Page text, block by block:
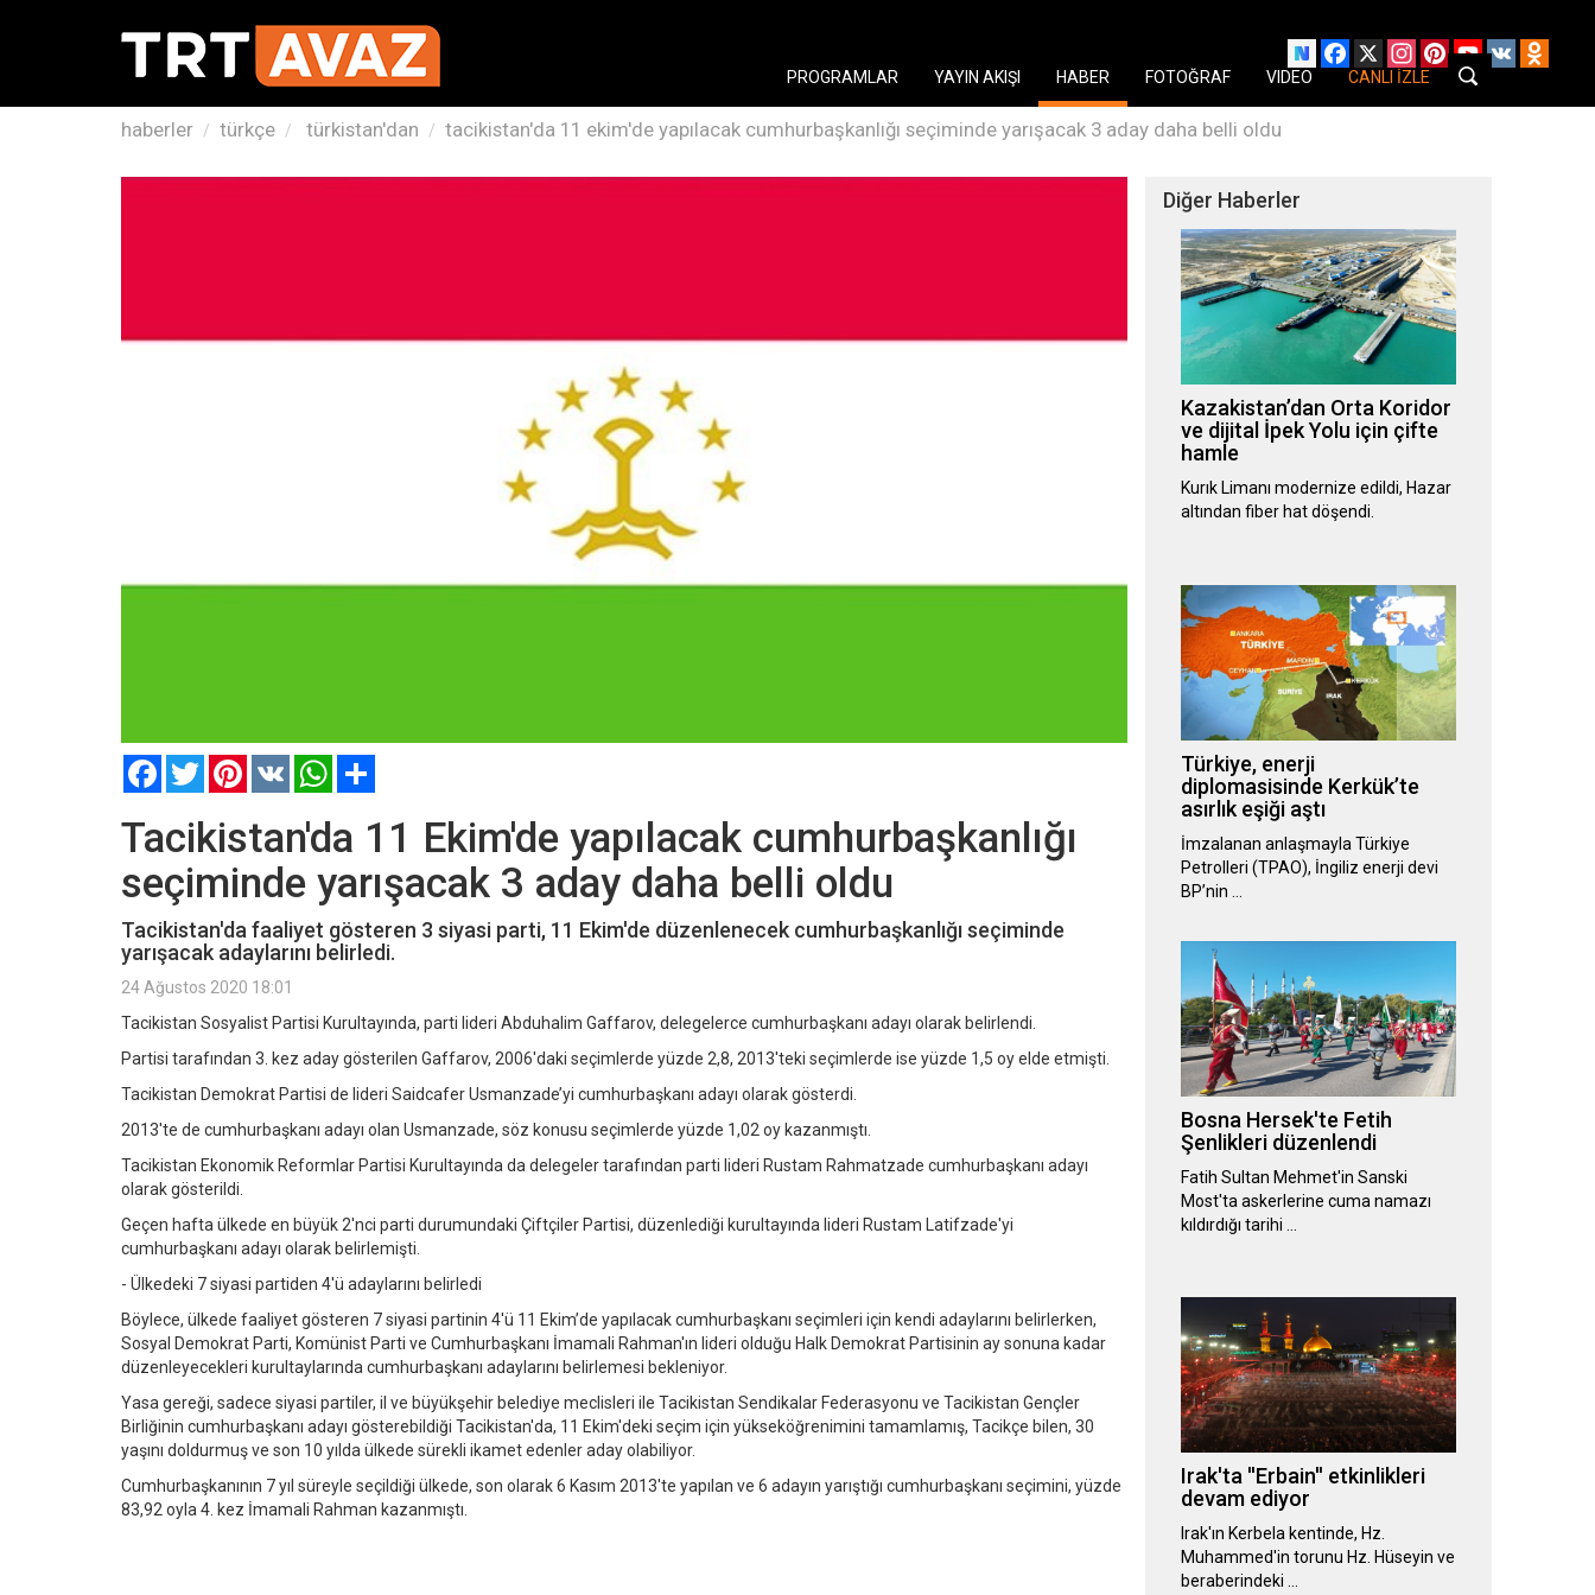
Facebook
X Instagram
PinterestYouTube
VK
PROGRAMLAR
YAYIN AKIŞI HABER FOTOĞRAF VIDEO CANLI İZLE
haberler türkçe türkistan'dan tacikistan'da 11 ekim'de yapılacak cumhurbaşkanlığı seçiminde yarışacak 3 aday daha belli oldu
FacebookTwitterPinterest
VK WhatsApp
Tacikistan'da 11 Ekim'de yapılacak cumhurbaşkanlığı
seçiminde yarışacak 3 aday daha belli oldu
Tacikistan'da faaliyet gösteren 3 siyasi parti, 11 Ekim'de düzenlenecek cumhurbaşkanlığı seçiminde
yarışacak adaylarını belirledi.
24 Ağustos 2020 18:01
Tacikistan Sosyalist Partisi Kurultayında, parti lideri Abduhalim Gaffarov, delegelerce cumhurbaşkanı adayı olarak belirlendi.
Partisi tarafından 3. kez aday gösterilen Gaffarov, 2006'daki seçimlerde yüzde 2,8, 2013'teki seçimlerde ise yüzde 1,5 oy elde etmişti.
Tacikistan Demokrat Partisi de lideri Saidcafer Usmanzade’yi cumhurbaşkanı adayı olarak gösterdi.
2013'te de cumhurbaşkanı adayı olan Usmanzade, söz konusu seçimlerde yüzde 1,02 oy kazanmıştı.
Tacikistan Ekonomik Reformlar Partisi Kurultayında da delegeler tarafından parti lideri Rustam Rahmatzade cumhurbaşkanı adayı
olarak gösterildi.
Geçen hafta ülkede en büyük 2'nci parti durumundaki Çiftçiler Partisi, düzenlediği kurultayında lideri Rustam Latifzade'yi
cumhurbaşkanı adayı olarak belirlemişti.
- Ülkedeki 7 siyasi partiden 4'ü adaylarını belirledi
Böylece, ülkede faaliyet gösteren 7 siyasi partinin 4'ü 11 Ekim’de yapılacak cumhurbaşkanı seçimleri için kendi adaylarını belirlerken,
Sosyal Demokrat Parti, Komünist Parti ve Cumhurbaşkanı İmamali Rahman'ın lideri olduğu Halk Demokrat Partisinin ay sonuna kadar
düzenleyecekleri kurultaylarında cumhurbaşkanı adaylarını belirlemesi bekleniyor.
Yasa gereği, sadece siyasi partiler, il ve büyükşehir belediye meclisleri ile Tacikistan Sendikalar Federasyonu ve Tacikistan Gençler
Birliğinin cumhurbaşkanı adayı gösterebildiği Tacikistan'da, 11 Ekim'deki seçim için yükseköğrenimini tamamlamış, Tacikçe bilen, 30
yaşını doldurmuş ve son 10 yılda ülkede sürekli ikamet edenler aday olabiliyor.
Cumhurbaşkanının 7 yıl süreyle seçildiği ülkede, son olarak 6 Kasım 2013'te yapılan ve 6 adayın yarıştığı cumhurbaşkanı seçimini, yüzde
83,92 oyla 4. kez İmamali Rahman kazanmıştı.
Diğer Haberler
Kazakistan’dan Orta Koridor
ve dijital İpek Yolu için çifte
hamle
Kurık Limanı modernize edildi, Hazar
altından fiber hat döşendi.
Türkiye, enerji
diplomasisinde Kerkük’te
asırlık eşiği aştı
İmzalanan anlaşmayla Türkiye
Petrolleri (TPAO), İngiliz enerji devi
BP’nin …
Bosna Hersek'te Fetih
Şenlikleri düzenlendi
Fatih Sultan Mehmet'in Sanski
Most'ta askerlerine cuma namazı
kıldırdığı tarihi …
Irak'ta ''Erbain'' etkinlikleri
devam ediyor
Irak'ın Kerbela kentinde, Hz.
Muhammed'in torunu Hz. Hüseyin ve
beraberindeki …